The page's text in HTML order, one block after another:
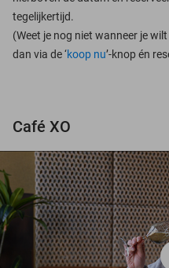
tegelijkertijd.
(Weet je nog niet wanneer je
dan via de ‘koop nu’-knop én
Café XO